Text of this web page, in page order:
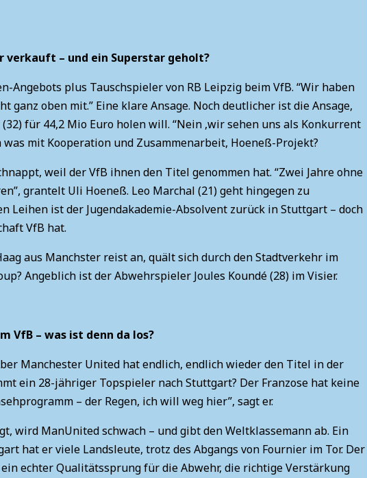
verkauft – und ein Superstar geholt?
Angebots plus Tauschspieler von RB Leipzig beim VfB. “Wir haben
ganz oben mit.” Eine klare Ansage. Noch deutlicher ist die Ansage,
für 44,2 Mio Euro holen will. “Nein ,wir sehen uns als Konkurrent
mit Kooperation und Zusammenarbeit, Hoeneß-Projekt?
weil der VfB ihnen den Titel genommen hat. “Zwei Jahre ohne
grantelt Uli Hoeneß. Leo Marchal (21) geht hingegen zu
Leihen ist der Jugendakademie-Absolvent zurück in Stuttgart – doch
VfB hat.
aus Manchster reist an, quält sich durch den Stadtverkehr im
Angeblich ist der Abwehrspieler Joules Koundé (28) im Visier.
VfB – was ist denn da los?
Manchester United hat endlich, endlich wieder den Titel in der
ein 28-jähriger Topspieler nach Stuttgart? Der Franzose hat keine
– der Regen, ich will weg hier”, sagt er.
wird ManUnited schwach – und gibt den Weltklassemann ab. Ein
hat er viele Landsleute, trotz des Abgangs von Fournier im Tor. Der
echter Qualitätssprung für die Abwehr, die richtige Verstärkung